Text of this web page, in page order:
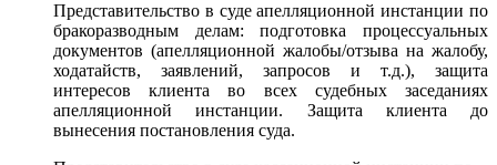
Представительство в суде апелляционной инстанции по
бракоразводным делам: подготовка процессуальных
документов (апелляционной жалобы/отзыва на жалобу,
ходатайств, заявлений, запросов и т.д.), защита
интересов клиента во всех судебных заседаниях
апелляционной инстанции. Защита клиента до
вынесения постановления суда.